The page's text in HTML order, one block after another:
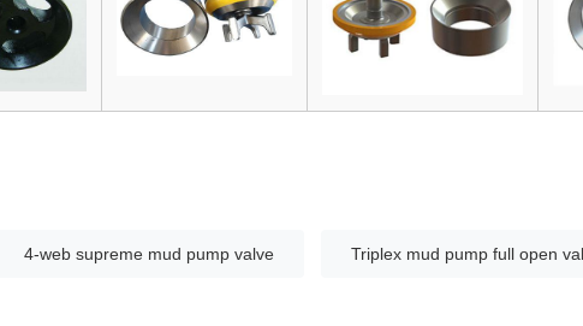
4-web supreme mud pump valve Triplex mud pump full open